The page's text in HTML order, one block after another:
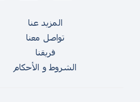
المزيد عنا
تواصل معنا
فريقنا
الشروط و الأحكام